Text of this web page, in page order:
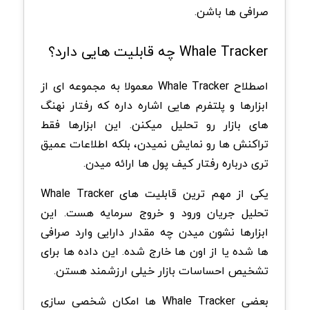
صرافی ها باشن.
Whale Tracker چه قابلیت هایی دارد؟
اصطلاح Whale Tracker معمولا به مجموعه ای از
ابزارها و پلتفرم هایی اشاره داره که رفتار نهنگ
های بازار رو تحلیل میکنن. این ابزارها فقط
تراکنش ها رو نمایش نمیدن، بلکه اطلاعات عمیق
تری درباره رفتار کیف پول ها ارائه میدن.
یکی از مهم ترین قابلیت های Whale Tracker
تحلیل جریان ورود و خروج سرمایه هست. این
ابزارها نشون میدن چه مقدار دارایی وارد صرافی
ها شده یا از اون ها خارج شده. این داده ها برای
تشخیص احساسات بازار خیلی ارزشمند هستن.
بعضی Whale Tracker ها امکان شخصی سازی